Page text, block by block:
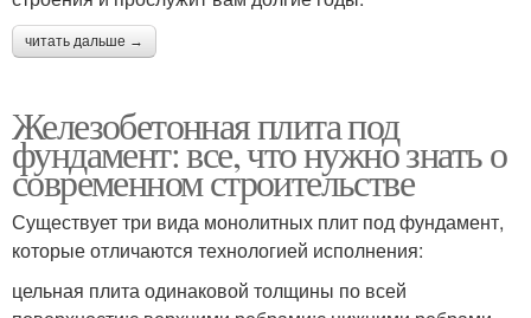
читать дальше →
Железобетонная плита под
фундамент: все, что нужно знать о
современном строительстве
Существует три вида монолитных плит под фундамент,
которые отличаются технологией исполнения:
цельная плита одинаковой толщины по всей